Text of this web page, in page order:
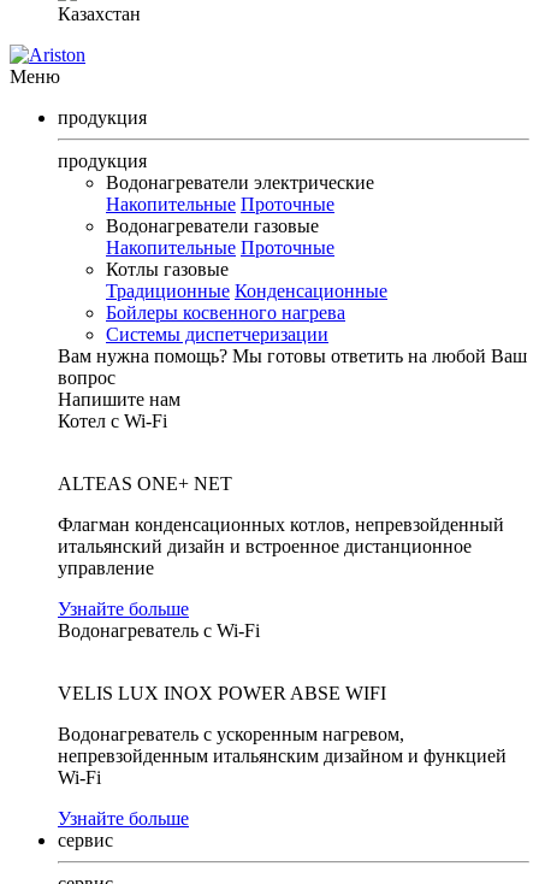
Казахстан
Меню
продукция
продукция
Водонагреватели электрические
Накопительные Проточные
Водонагреватели газовые
Накопительные Проточные
Котлы газовые
Традиционные Конденсационные
Бойлеры косвенного нагрева
Системы диспетчеризации
Вам нужна помощь? Мы готовы ответить на любой Ваш
вопрос
Напишите нам
Котел с Wi-Fi
ALTEAS ONE+ NET
Флагман конденсационных котлов, непревзойденный
итальянский дизайн и встроенное дистанционное
управление
Узнайте больше
Водонагреватель с Wi-Fi
VELIS LUX INOX POWER ABSE WIFI
Водонагреватель с ускоренным нагревом,
непревзойденным итальянским дизайном и функцией
Wi-Fi
Узнайте больше
сервис